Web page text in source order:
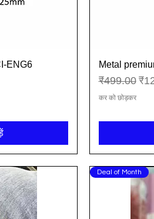
ENG6 Metal
नियमित मूल्य
₹499.00
कर को छोड़कर
Deal of Month